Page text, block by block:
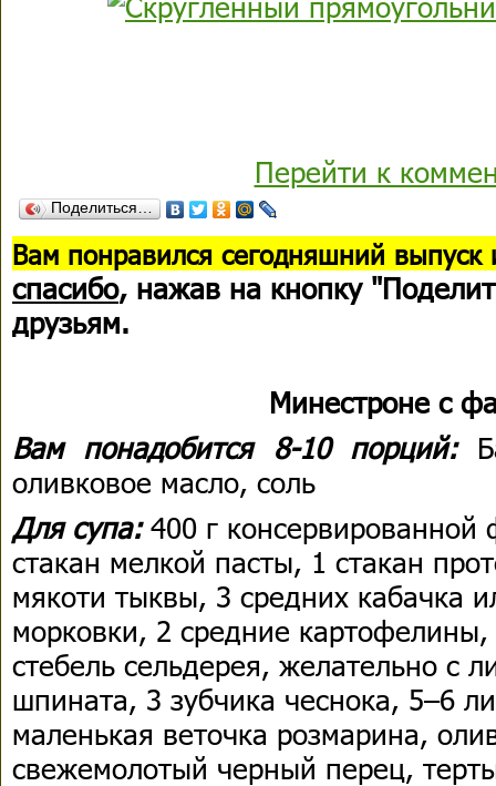
Перейти к
Поделиться…
Вам понравился сегодняшний выпуск
спасибо, нажав на кнопку
друзьям.
Минестроне с
Вам понадобится 8-10 порций:
оливковое масло, соль
Для супа:400 г консервированной
стакан мелкой пасты, 1 стакан
мякоти тыквы, 3 средних кабачка
морковки, 2 средние
стебель сельдерея, желательно с
шпината, 3 зубчика чеснока, 5–6
маленькая веточка розмарина,
свежемолотый черный перец,